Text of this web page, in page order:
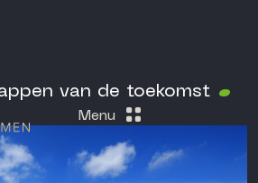
Menu
van de toekomst